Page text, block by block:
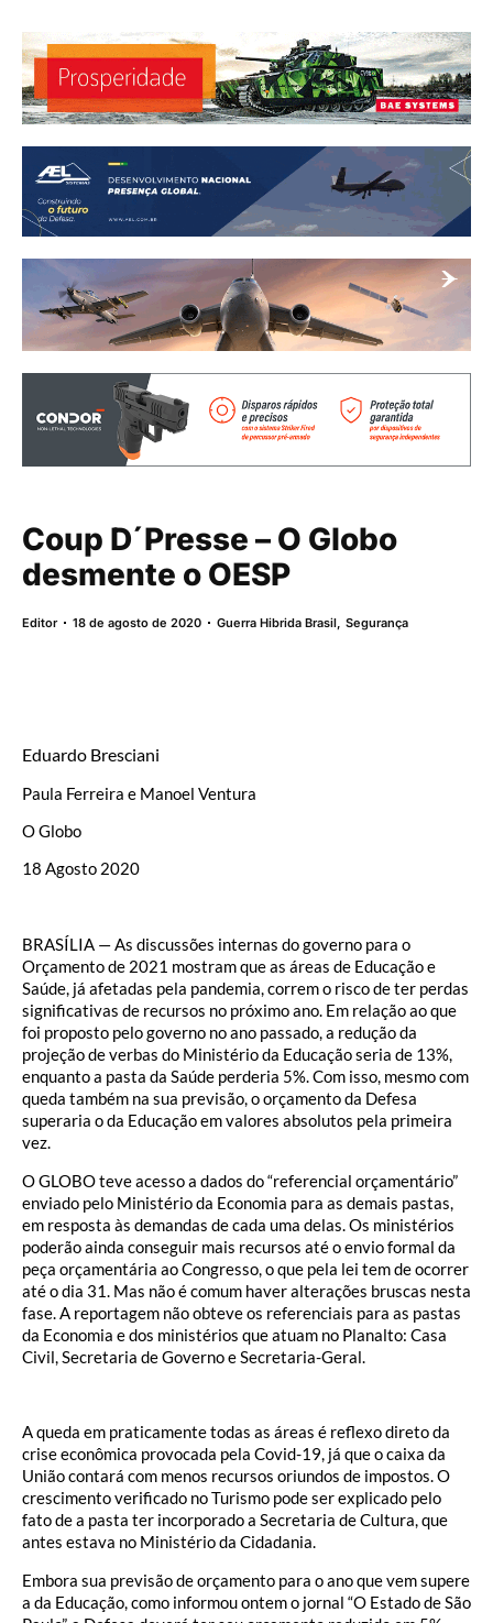
Coup D´Presse – O Globo
desmente o OESP
Editor 18 de agosto de 2020 Guerra Hibrida Brasil,Segurança
Eduardo Bresciani
Paula Ferreira e Manoel Ventura
O Globo
18 Agosto 2020
BRASÍLIA — As discussões internas do governo para o
Orçamento de 2021 mostram que as áreas de Educação e
Saúde, já afetadas pela pandemia, correm o risco de ter perdas
significativas de recursos no próximo ano. Em relação ao que
foi proposto pelo governo no ano passado, a redução da
projeção de verbas do Ministério da Educação seria de 13%,
enquanto a pasta da Saúde perderia 5%. Com isso, mesmo com
queda também na sua previsão, o orçamento da Defesa
superaria o da Educação em valores absolutos pela primeira
vez.
O GLOBO teve acesso a dados do “referencial orçamentário”
enviado pelo Ministério da Economia para as demais pastas,
em resposta às demandas de cada uma delas. Os ministérios
poderão ainda conseguir mais recursos até o envio formal da
peça orçamentária ao Congresso, o que pela lei tem de ocorrer
até o dia 31. Mas não é comum haver alterações bruscas nesta
fase. A reportagem não obteve os referenciais para as pastas
da Economia e dos ministérios que atuam no Planalto: Casa
Civil, Secretaria de Governo e Secretaria-Geral.
A queda em praticamente todas as áreas é reflexo direto da
crise econômica provocada pela Covid-19, já que o caixa da
União contará com menos recursos oriundos de impostos. O
crescimento verificado no Turismo pode ser explicado pelo
fato de a pasta ter incorporado a Secretaria de Cultura, que
antes estava no Ministério da Cidadania.
Embora sua previsão de orçamento para o ano que vem supere
a da Educação, como informou ontem o jornal “O Estado de São